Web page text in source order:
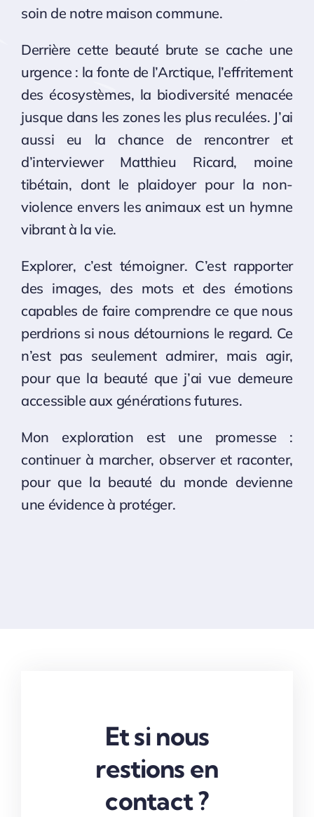
soin de notre maison commune.
Derrière cette beauté brute se cache une
urgence : la fonte de l’Arctique, l’effritement
des écosystèmes, la biodiversité menacée
jusque dans les zones les plus reculées. J’ai
aussi eu la chance de rencontrer et
d’interviewer Matthieu Ricard, moine
tibétain, dont le plaidoyer pour la non-
violence envers les animaux est un hymne
vibrant à la vie.
Explorer, c’est témoigner. C’est rapporter
des images, des mots et des émotions
capables de faire comprendre ce que nous
perdrions si nous détournions le regard. Ce
n’est pas seulement admirer, mais agir,
pour que la beauté que j’ai vue demeure
accessible aux générations futures.
Mon exploration est une promesse :
continuer à marcher, observer et raconter,
pour que la beauté du monde devienne
une évidence à protéger.
Et si nous
restions en
contact ?